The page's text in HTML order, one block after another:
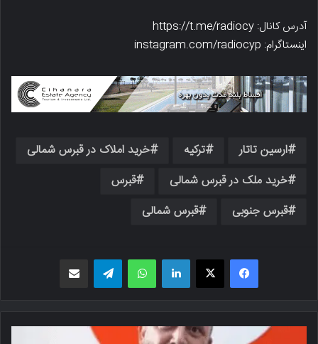
آدرس کانال: https://t.me/radiocy
اینستاگرام: instagram.com/radiocyp
ارسین تاتار ترکیه
خرید املاک در قبرس شمالی
خرید ملک در قبرس شمالی
قبرس
قبرس جنوبی
قبرس شمالی
فیسبوک X لینکدین واتس اپ